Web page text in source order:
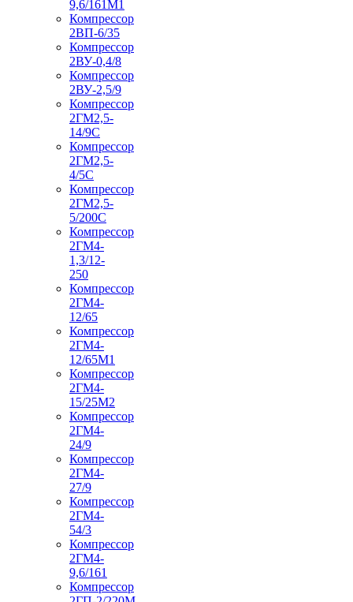
9,6/161М1
Компрессор
2ВП-6/35
Компрессор
2ВУ-0,4/8
Компрессор
2ВУ-2,5/9
Компрессор
2ГМ2,5-
14/9С
Компрессор
2ГМ2,5-
4/5С
Компрессор
2ГМ2,5-
5/200С
Компрессор
2ГМ4-
1,3/12-
250
Компрессор
2ГМ4-
12/65
Компрессор
2ГМ4-
12/65М1
Компрессор
2ГМ4-
15/25М2
Компрессор
2ГМ4-
24/9
Компрессор
2ГМ4-
27/9
Компрессор
2ГМ4-
54/3
Компрессор
2ГМ4-
9,6/161
Компрессор